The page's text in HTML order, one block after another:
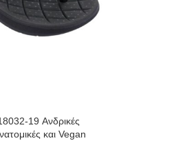
19 Ανδρικές
και Vegan